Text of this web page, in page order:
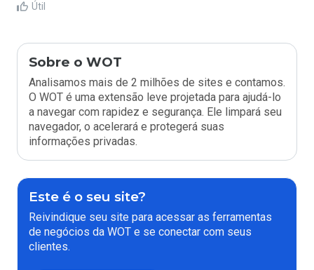
Útil
Sobre o WOT
Analisamos mais de 2 milhões de sites e contamos.
O WOT é uma extensão leve projetada para ajudá-lo
a navegar com rapidez e segurança. Ele limpará seu
navegador, o acelerará e protegerá suas
informações privadas.
Este é o seu site?
Reivindique seu site para acessar as ferramentas
de negócios da WOT e se conectar com seus
clientes.